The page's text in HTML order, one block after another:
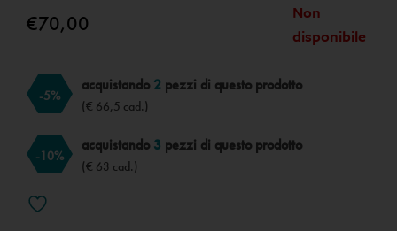
€70,00
Non
disponibile
-5%
acquistando 2 pezzi di questo prodotto
(€ 66,5 cad.)
-10%
acquistando 3 pezzi di questo prodotto
(€ 63 cad.)